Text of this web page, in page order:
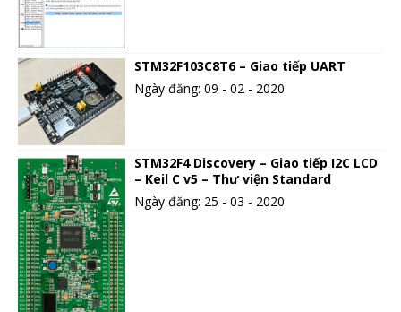
STM32F103C8T6 – Giao tiếp UART
Ngày đăng: 09 - 02 - 2020
STM32F4 Discovery – Giao tiếp I2C LCD
– Keil C v5 – Thư viện Standard
Ngày đăng: 25 - 03 - 2020